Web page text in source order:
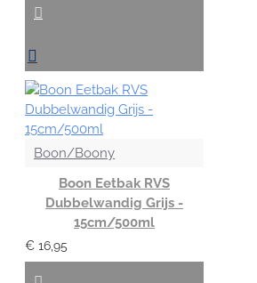
Boon/Boony
Boon Eetbak RVS
Dubbelwandig Grijs -
15cm/500ml
€ 16,95